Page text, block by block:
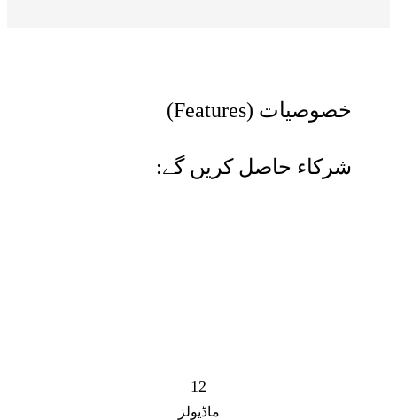
(Features) خصوصیات
:شرکاء حاصل کریں گے
12
ماڈیولز